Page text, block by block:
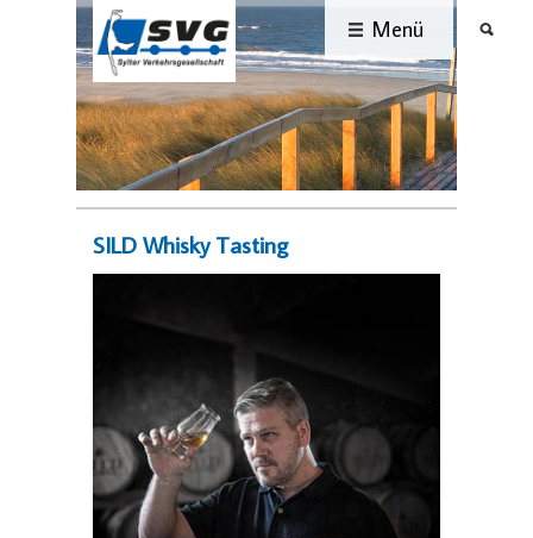
Menü
SILD Whisky Tasting